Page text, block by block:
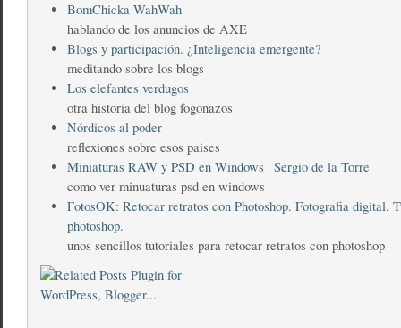
BomChicka WahWah
hablando de los anuncios de AXE
Blogs y participación. ¿Inteligencia emergente?
meditando sobre los blogs
Los elefantes verdugos
otra historia del blog fogonazos
Nórdicos al poder
reflexiones sobre esos paises
Miniaturas RAW y PSD en Windows | Sergio de la Torre
como ver minuaturas psd en windows
FotosOK: Retocar retratos con Photoshop. Fotografia digital.
photoshop.
unos sencillos tutoriales para retocar retratos con photoshop